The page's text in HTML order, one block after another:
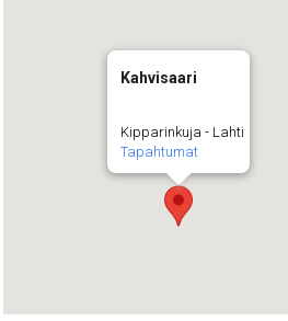
Kahvisaari
Kipparinkuja - Lahti
Tapahtumat